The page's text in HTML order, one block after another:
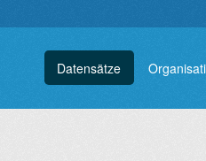
Datensätze